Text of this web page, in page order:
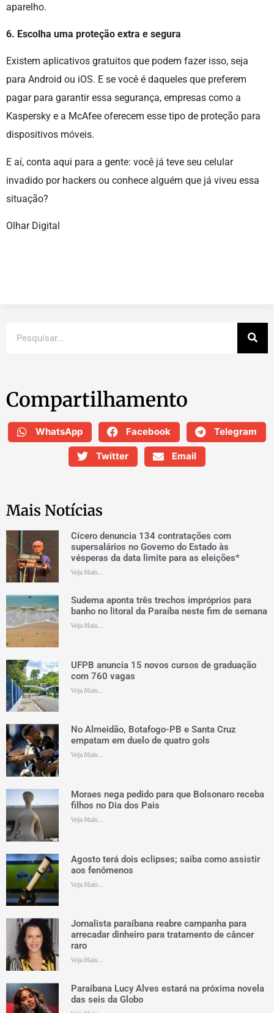
aparelho.
6. Escolha uma proteção extra e segura
Existem aplicativos gratuitos que podem fazer isso, seja
para Android ou iOS. E se você é daqueles que preferem
pagar para garantir essa segurança, empresas como a
Kaspersky e a McAfee oferecem esse tipo de proteção para
dispositivos móveis.
E aí, conta aqui para a gente: você já teve seu celular
invadido por hackers ou conhece alguém que já viveu essa
situação?
Olhar Digital
Compartilhamento
WhatsApp Facebook Telegram
Twitter Email
Mais Notícias
Cícero denuncia 134 contratações com
supersalários no Governo do Estado às
vésperas da data limite para as eleições*
Veja Mais...
Sudema aponta três trechos impróprios para
banho no litoral da Paraíba neste fim de semana
Veja Mais...
UFPB anuncia 15 novos cursos de graduação
com 760 vagas
Veja Mais...
No Almeidão, Botafogo-PB e Santa Cruz
empatam em duelo de quatro gols
Veja Mais...
Moraes nega pedido para que Bolsonaro receba
filhos no Dia dos Pais
Veja Mais...
Agosto terá dois eclipses; saiba como assistir
aos fenômenos
Veja Mais...
Jornalista paraibana reabre campanha para
arrecadar dinheiro para tratamento de câncer
raro
Veja Mais...
Paraibana Lucy Alves estará na próxima novela
das seis da Globo